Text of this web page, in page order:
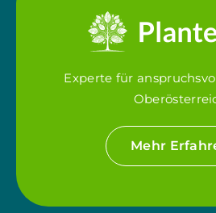
Experte für
Mehr